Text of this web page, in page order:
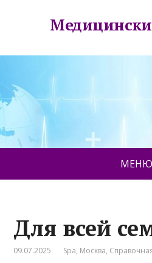
МЕНЮ
Для всей
09.07.2025 Spa, Москва,